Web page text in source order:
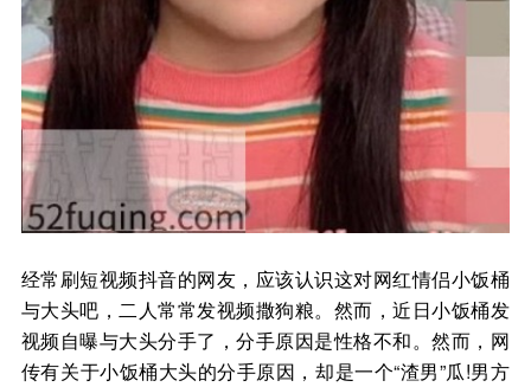
经常刷短视频抖音的网友，应该认识这对网红情侣小饭桶
与大头吧，二人常常发视频撒狗粮。然而，近日小饭桶发
视频自曝与大头分手了，分手原因是性格不和。然而，网
传有关于小饭桶大头的分手原因，却是一个“渣男”瓜!男方